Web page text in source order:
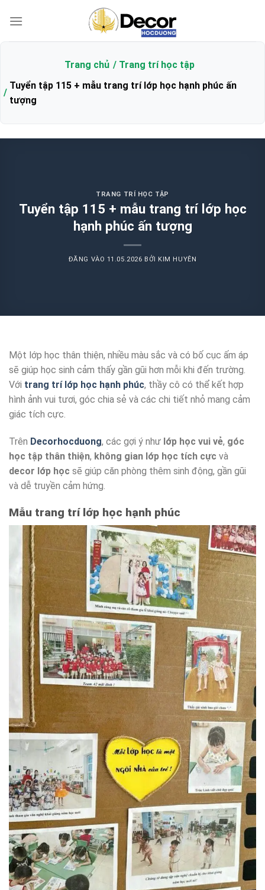
qua
Trang chủ
Trang trí học tập
Tuyển tập 115 + mẫu trang trí lớp học hạnh phúc ấn
tượng
TRANG TRÍ HỌC TẬP
Tuyển tập 115 + mẫu trang trí lớp học
hạnh phúc ấn tượng
ĐĂNG VÀO 11.05.2026 BỞI KIM HUYÊN
Một lớp học thân thiện, nhiều màu sắc và có bố cục ấm áp
sẽ giúp học sinh cảm thấy gần gũi hơn mỗi khi đến trường.
Với trang trí lớp học hạnh phúc, thầy cô có thể kết hợp
hình ảnh vui tươi, góc chia sẻ và các chi tiết nhỏ mang cảm
giác tích cực.
Trên Decorhocduong, các gợi ý như lớp học vui vẻ, góc
học tập thân thiện, không gian lớp học tích cực và
decor lớp học sẽ giúp căn phòng thêm sinh động, gần gũi
và dễ truyền cảm hứng.
Mẫu trang trí lớp học hạnh phúc